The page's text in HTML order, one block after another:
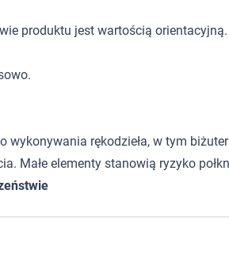
produktu jest wartością
wykonywania rękodzieła, w tym
Małe elementy stanowią ryzyko